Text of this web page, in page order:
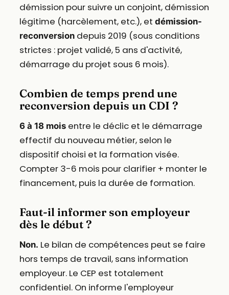
démission pour suivre un conjoint, démission
légitime (harcèlement, etc.), et démission-
reconversiondepuis 2019 (sous conditions
strictes : projet validé, 5 ans d'activité,
démarrage du projet sous 6 mois).
Combien de temps prend une
reconversion depuis un CDI ?
6 à 18 moisentre le déclic et le démarrage
effectif du nouveau métier, selon le
dispositif choisi et la formation visée.
Compter 3-6 mois pour clarifier + monter le
financement, puis la durée de formation.
Faut-il informer son employeur
dès le début ?
Non. Le bilan de compétences peut se faire
hors temps de travail, sans information
employeur. Le CEP est totalement
confidentiel. On informe l'employeur